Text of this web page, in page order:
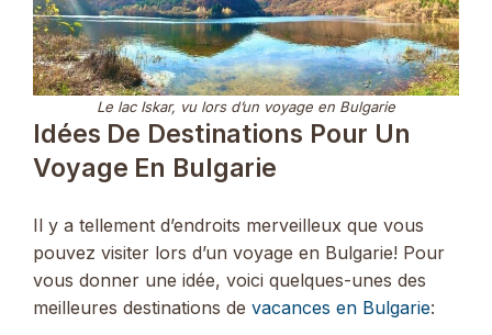
Le lac Iskar, vu lors d’un voyage en Bulgarie
Idées De Destinations Pour Un
Voyage En Bulgarie
Il y a tellement d’endroits merveilleux que vous
pouvez visiter lors d’un voyage en Bulgarie! Pour
vous donner une idée, voici quelques-unes des
meilleures destinations de vacances en Bulgarie: